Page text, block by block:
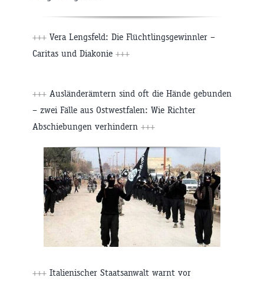
+++ Vera Lengsfeld: Die Flüchtlingsgewinnler –
Caritas und Diakonie +++
+++ Ausländerämtern sind oft die Hände gebunden
– zwei Fälle aus Ostwestfalen: Wie Richter
Abschiebungen verhindern +++
+++ Italienischer Staatsanwalt warnt vor